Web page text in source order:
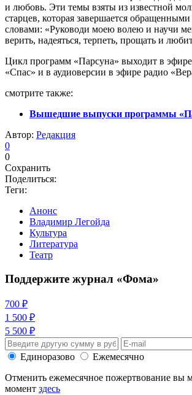
и любовь. Эти темы взяты из известной
старцев, которая завершается
словами: «Руководи моею волею и научи
верить, надеяться, терпеть, прощать и
Цикл программ «Парсуна» выходит в эфире
«Спас» и в аудиоверсии в эфире радио
смотрите также:
Вышедшие выпуски программы
Автор: Редакция
0
0
Сохранить
Поделиться:
Теги:
Анонс
Владимир Легойда
Культура
Литература
Театр
Поддержите журнал «Фома»
700 ₽
1 500 ₽
5 500 ₽
Единоразово
Ежемесячно
Отменить ежемесячное пожертвование вы
момент здесь